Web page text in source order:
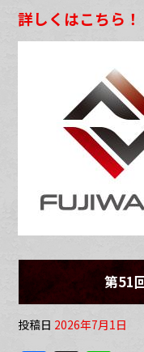
詳しくはこちら！
第51
投稿日 2026年7月1日